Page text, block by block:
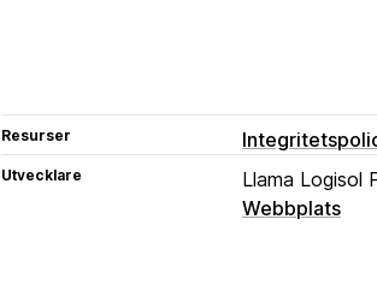
Resurser
Utvecklare
Llama Logisol
Webbplats